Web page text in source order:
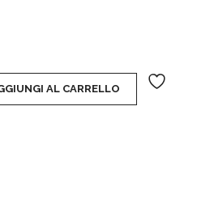
Kit Vamp! Forever Gold Edition
AL CARRELLO